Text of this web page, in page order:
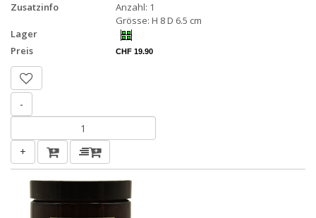
Zusatzinfo
Anzahl: 1
Grösse: H 8 D 6.5 cm
Lager
Preis
CHF 19.90
-
+